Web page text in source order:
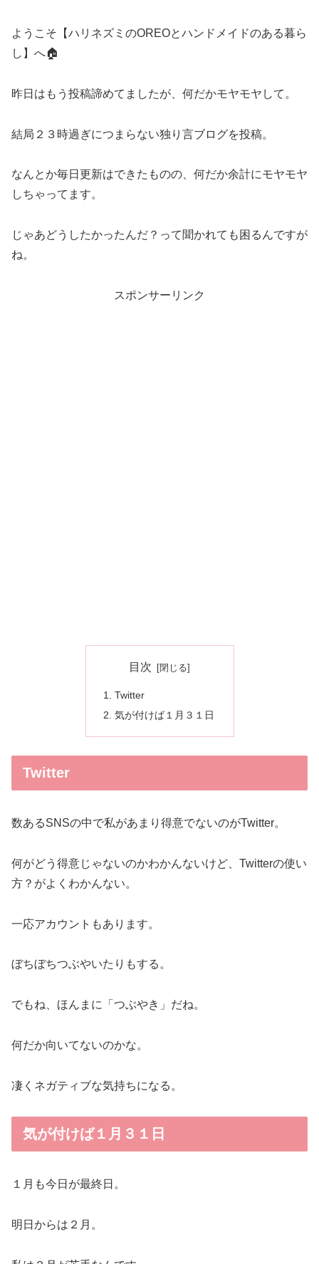
ようこそ【ハリネズミのOREOとハンドメイドのある暮ら
し】へ🏠
昨日はもう投稿諦めてましたが、何だかモヤモヤして。
結局２３時過ぎにつまらない独り言ブログを投稿。
なんとか毎日更新はできたものの、何だか余計にモヤモヤ
しちゃってます。
じゃあどうしたかったんだ？って聞かれても困るんですが
ね。
スポンサーリンク
目次
Twitter
気が付けば１月３１日
Twitter
数あるSNSの中で私があまり得意でないのがTwitter。
何がどう得意じゃないのかわかんないけど、Twitterの使い
方？がよくわかんない。
一応アカウントもあります。
ぼちぼちつぶやいたりもする。
でもね、ほんまに「つぶやき」だね。
何だか向いてないのかな。
凄くネガティブな気持ちになる。
気が付けば１月３１日
１月も今日が最終日。
明日からは２月。